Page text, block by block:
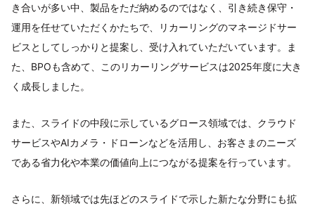
き合いが多い中、製品をただ納めるのではなく、引き続き保守・
運用を任せていただくかたちで、リカーリングのマネージドサー
ビスとしてしっかりと提案し、受け入れていただいています。ま
た、BPOも含めて、このリカーリングサービスは2025年度に大き
く成長しました。
また、スライドの中段に示しているグロース領域では、クラウド
サービスやAIカメラ・ドローンなどを活用し、お客さまのニーズ
である省力化や本業の価値向上につながる提案を行っています。
さらに、新領域では先ほどのスライドで示した新たな分野にも拡